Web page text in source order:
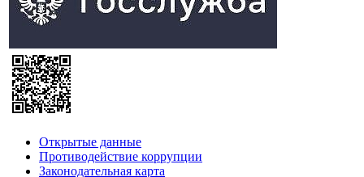
Открытые данные
Противодействие коррупции
Законодательная карта